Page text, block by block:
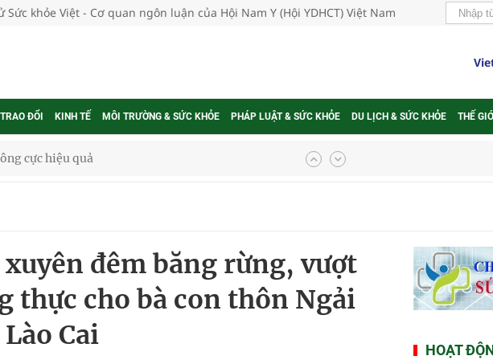
Sức khỏe Việt - Cơ quan ngôn luận của Hội Nam Y (Hội YDHCT) Việt Nam
ĐỔI KINH TẾ MÔI TRƯỜNG & SỨC KHỎE PHÁP LUẬT & SỨC KHỎE DU LỊCH & SỨC KHỎE THẾ
gia
ung thư
Của Các Loài Nhân Sâm (Panax Spp.): Tổng
đêm băng rừng, vượt
thực cho bà con thôn Ngải
Cai
HOẠT